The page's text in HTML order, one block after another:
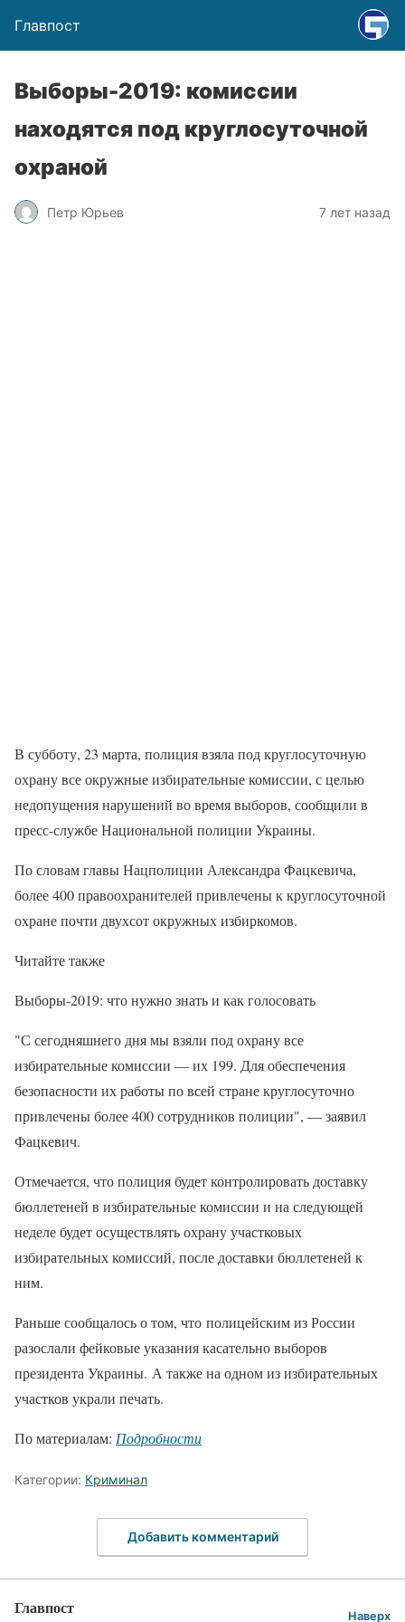
Главпост
Выборы-2019: комиссии
находятся под круглосуточной
охраной
Петр Юрьев 7 лет назад
В субботу, 23 марта, полиция взяла под круглосуточную
охрану все окружные избирательные комиссии, с целью
недопущения нарушений во время выборов, сообщили в
пресс-службе Национальной полиции Украины.
По словам главы Нацполиции Александра Фацкевича,
более 400 правоохранителей привлечены к круглосуточной
охране почти двухсот окружных избиркомов.
Читайте также
Выборы-2019: что нужно знать и как голосовать
"С сегодняшнего дня мы взяли под охрану все
избирательные комиссии — их 199. Для обеспечения
безопасности их работы по всей стране круглосуточно
привлечены более 400 сотрудников полиции", — заявил
Фацкевич.
Отмечается, что полиция будет контролировать доставку
бюллетеней в избирательные комиссии и на следующей
неделе будет осуществлять охрану участковых
избирательных комиссий, после доставки бюллетеней к
ним.
Раньше сообщалось о том, что полицейским из России
разослали фейковые указания касательно выборов
президента Украины. А также на одном из избирательных
участков украли печать.
По материалам: Подробности
Категории: Криминал
Добавить комментарий
Главпост Наверх